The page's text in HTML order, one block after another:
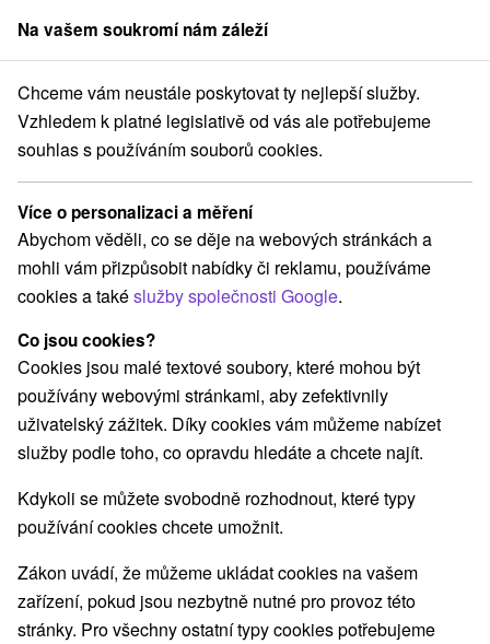
člen skupinySorger
Pobyty na Slovensku Valentýnské pobyty Liptov
Valentýnské pobyty Liptov
Kategorie
Všechny kategorie
Pobyty v akci(27)
Wellness pobyty(32) Víkendové pobyty(37)
Romantické pobyty
Rodinné pobyty(34)
Vyberte lokalitu nebo termín
Nejprodávanější
1.
Na vašem soukromí nám záleží
Chceme vám neustále poskytovat ty nejlepší služby.
Vzhledem k platné legislativě od vás ale potřebujeme
souhlas s používáním souborů cookies.
Více o personalizaci a měření
Abychom věděli, co se děje na webových stránkách a
mohli vám přizpůsobit nabídky či reklamu, používáme
cookies a takéslužby společnosti Google.
Co jsou cookies?
Cookies jsou malé textové soubory, které mohou být
používány webovými stránkami, aby zefektivnily
uživatelský zážitek. Díky cookies vám můžeme nabízet
služby podle toho, co opravdu hledáte a chcete najít.
Kdykoli se můžete svobodně rozhodnout, které typy
používání cookies chcete umožnit.
Zákon uvádí, že můžeme ukládat cookies na vašem
zařízení, pokud jsou nezbytně nutné pro provoz této
stránky. Pro všechny ostatní typy cookies potřebujeme